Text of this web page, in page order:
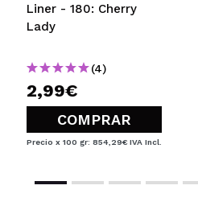
Liner - 180: Cherry
Lady
(4)
2,99€
COMPRAR
Precio x 100 gr: 854,29€ IVA Incl.